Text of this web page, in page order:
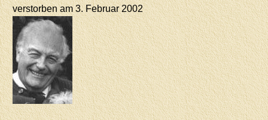
verstorben am 3. Februar 2002